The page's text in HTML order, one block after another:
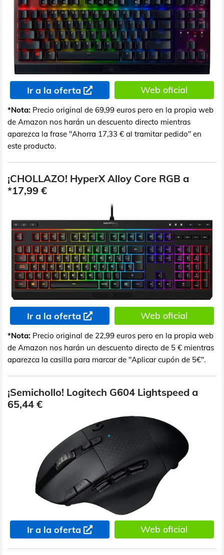
Ir a la oferta Web oficial
*Nota: Precio original de 69,99 euros pero en la propia web
de Amazon nos harán un descuento directo mientras
aparezca la frase "Ahorra 17,33 € al tramitar pedido" en
este producto.
¡CHOLLAZO! HyperX Alloy Core RGB a
*17,99 €
Ir a la oferta Web oficial
*Nota: Precio original de 22,99 euros pero en la propia web
de Amazon nos harán un descuento directo de 5 € mientras
aparezca la casilla para marcar de "Aplicar cupón de 5€".
¡Semichollo! Logitech G604 Lightspeed a
65,44 €
Ir a la oferta Web oficial